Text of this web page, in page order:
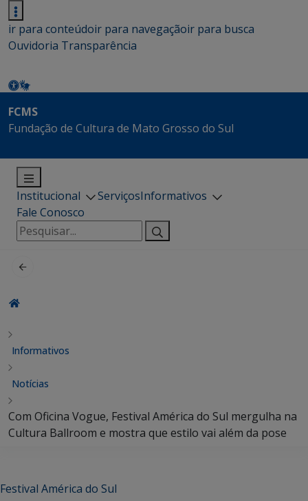
ir para conteúdoir para navegaçãoir para busca
Ouvidoria Transparência
FCMS
Fundação de Cultura de Mato Grosso do Sul
Institucional ServiçosInformativos
Fale Conosco
Pesquisar
por:
Informativos
Notícias
Com Oficina Vogue, Festival América do Sul mergulha na
Cultura Ballroom e mostra que estilo vai além da pose
Festival América do Sul